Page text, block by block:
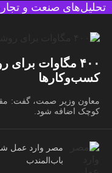
تحلیل‌های صنعت و
۴۰۰ مگاوات
کسب‌وکار‌ها
کوچک اضافه شود.
مصر وارد عمل
باب‌المندب